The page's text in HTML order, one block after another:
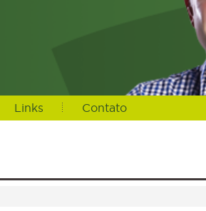
Links Contato